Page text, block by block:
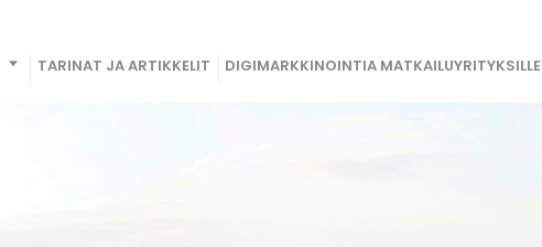
TARINAT JA ARTIKKELIT DIGIMARKKINOINTIA MATKAILUYRITYKSILLE